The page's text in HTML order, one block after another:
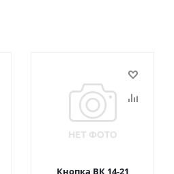
Кнопка ВК 14-21